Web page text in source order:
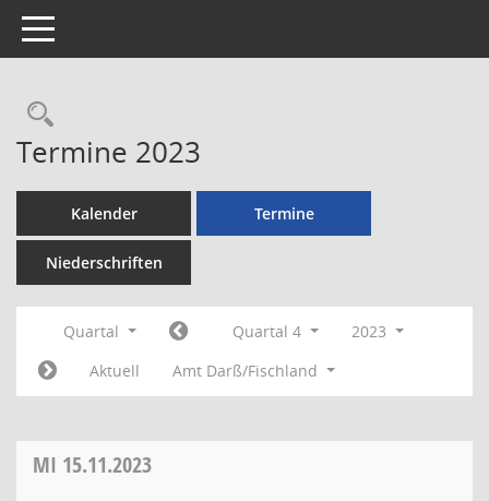
Toggle navigation
Rechercheauswahl
Termine 2023
Kalender Termine
Niederschriften
Quartal Quartal 4
2023
Aktuell
Amt Darß/Fischland
MI 15.11.2023